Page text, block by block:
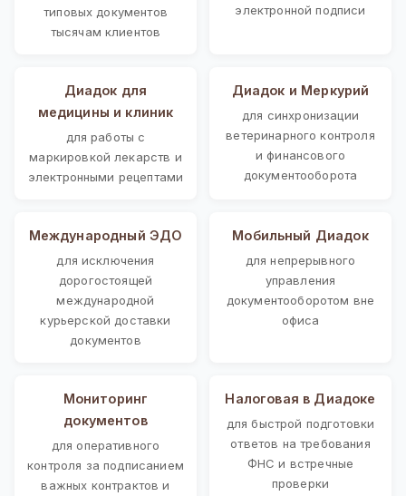
типовых документов
тысячам клиентов
электронной подписи
Диадок для
медицины и клиник
для работы с
маркировкой лекарств и
электронными рецептами
Диадок и Меркурий
для синхронизации
ветеринарного контроля
и финансового
документооборота
Международный ЭДО
для исключения
дорогостоящей
международной
курьерской доставки
документов
Мобильный Диадок
для непрерывного
управления
документооборотом вне
офиса
Мониторинг
документов
для оперативного
контроля за подписанием
важных контрактов и
Налоговая в Диадоке
для быстрой подготовки
ответов на требования
ФНС и встречные
проверки